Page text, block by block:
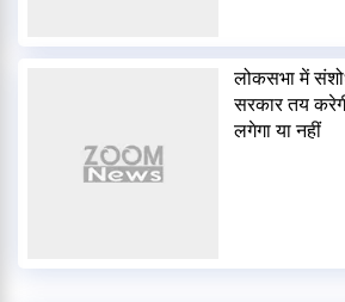
लोकसभा में
सरकार तय
लगेगा या नहीं